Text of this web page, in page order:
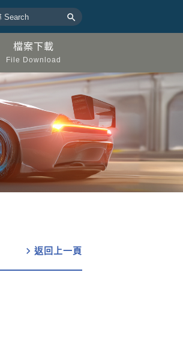

檔案下載
File Download
chevron_right